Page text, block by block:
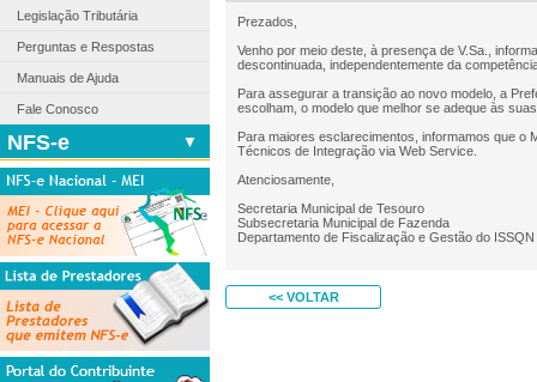
Legislação Tributária
Perguntas e Respostas
Manuais de Ajuda
Fale Conosco
NFS-e
Informações
Consulte seus Créditos
Verifique a Autenticidade
Consulta de RPS
Prezados,
Venho por meio deste, à presença de V.Sa.,
descontinuada, independentemente da
Para assegurar a transição ao novo modelo, a
escolham, o modelo que melhor se adeque às
Para maiores esclarecimentos, informamos que o
Técnicos de Integração via Web Service.
Atenciosamente,
Secretaria Municipal de Tesouro
Subsecretaria Municipal de Fazenda
Departamento de Fiscalização e Gestão do ISSQN